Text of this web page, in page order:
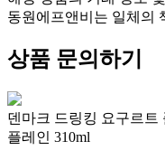
동원에프앤비는 일체의
상품 문의하기
덴마크 드링킹 요구르트
플레인 310ml